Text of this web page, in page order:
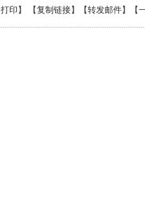
打印 】 【复制链接】【转发邮件】 【